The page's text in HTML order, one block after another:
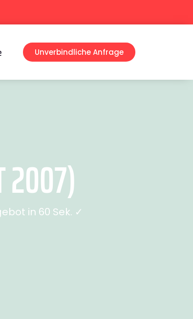
Unverbindliche Anfrage
2007)
in 60 Sek. ✓